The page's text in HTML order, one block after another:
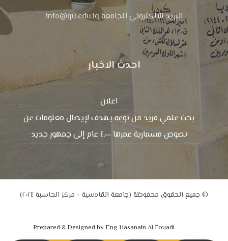
البريد الالكتروني للجامعة info@qu.edu.iq
احدث الاخبار
اعلان
بحث علمي فريد من نوعه يهدف لإيصال معلومات عن
نصوص مسمارية عمرها ٤,٠٠٠ عام إلى جمهور جديد
© جميع الحقوق محفوظة (جامعة القادسية - مركز الحاسبة ٢٠٢٤)
Prepared & Designed by Eng Hasanain Al Fouadi